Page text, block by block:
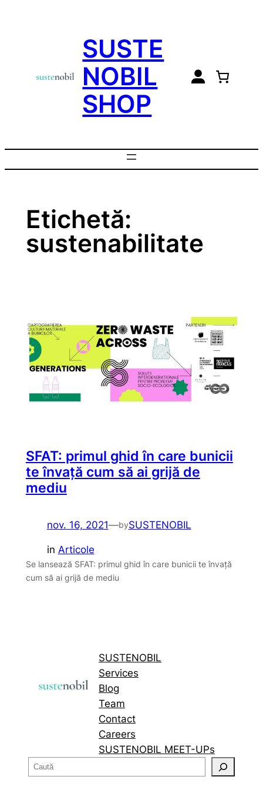
SUSTE
NOBIL
SHOP
Etichetă:
sustenabilitate
SFAT: primul ghid în care bunicii
te învață cum să ai grijă de
mediu
nov. 16, 2021—bySUSTENOBIL
in Articole
Se lansează SFAT: primul ghid în care bunicii te învață
cum să ai grijă de mediu
SUSTENOBIL
Services
Blog
Team
Contact
Careers
SUSTENOBIL MEET-UPs
C
a